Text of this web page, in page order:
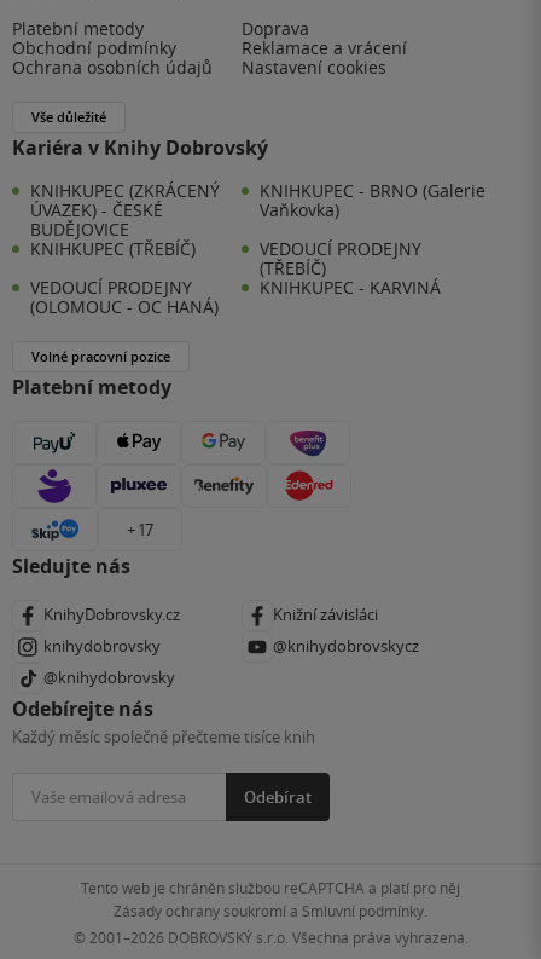
Platební metody
Doprava
Obchodní podmínky
Reklamace a vrácení
Ochrana osobních údajů
Nastavení cookies
Vše důležité
Kariéra v Knihy Dobrovský
KNIHKUPEC (ZKRÁCENÝ
ÚVAZEK) - ČESKÉ
BUDĚJOVICE
KNIHKUPEC - BRNO (Galerie
Vaňkovka)
KNIHKUPEC (TŘEBÍČ)
VEDOUCÍ PRODEJNY
(TŘEBÍČ)
VEDOUCÍ PRODEJNY
(OLOMOUC - OC HANÁ)
KNIHKUPEC - KARVINÁ
Volné pracovní pozice
Platební metody
+ 17
Sledujte nás
KnihyDobrovsky.cz
Knižní závisláci
knihydobrovsky
@knihydobrovskycz
@knihydobrovsky
Odebírejte nás
Každý měsíc společně přečteme tisíce knih
Odebírat
Tento web je chráněn službou reCAPTCHA a platí pro něj
Zásady ochrany soukromía Smluvní podmínky
© 2001–2026 DOBROVSKÝ s.r.o. Všechna práva vyhrazena.